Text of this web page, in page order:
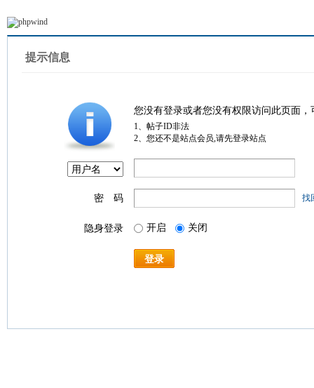
提示信息
您没有登录或者您没有权限访问此页面
1、帖子ID非法
2、您还不是站点会员,请先登录站点
密 码 找
隐身登录 开启 关闭
登录